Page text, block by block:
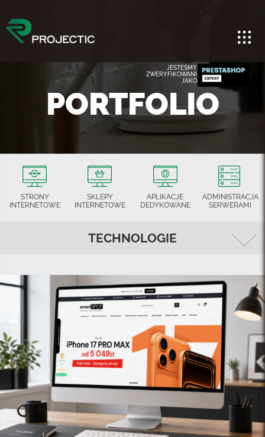
JESTEŚMY
ZWERYFIKOWANI
JAKO
PORTFOLIO
STRONY
INTERNETOWE
SKLEPY
INTERNETOWE
APLIKACJE
DEDYKOWANE
ADMINISTRACJA
SERWERAMI
TECHNOLOGIE